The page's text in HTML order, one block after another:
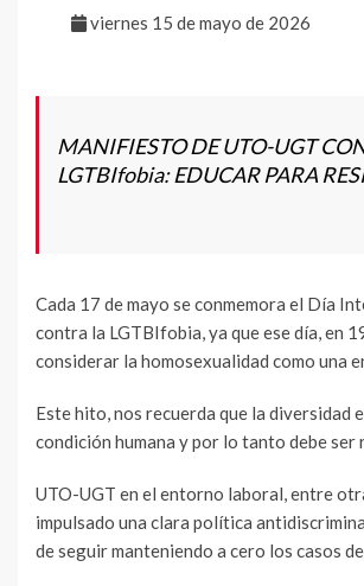
viernes 15 de mayo de 2026
MANIFIESTO DE UTO-UGT
LGTBIfobia: EDUCAR PARA
Cada 17 de mayo se conmemora el Día
contra la LGTBIfobia, ya que ese día, en
considerar la homosexualidad como una
Este hito, nos recuerda que la diversidad
condición humana y por lo tanto debe ser
UTO-UGT en el entorno laboral, entre
impulsado una clara política
de seguir manteniendo a cero los casos